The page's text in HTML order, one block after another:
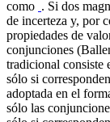
como . Si dos
de incerteza y, por
propiedades de
conjunciones
tradicional consiste
sólo si
adoptada en el
sólo las